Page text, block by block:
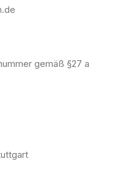
gemäß §27 a